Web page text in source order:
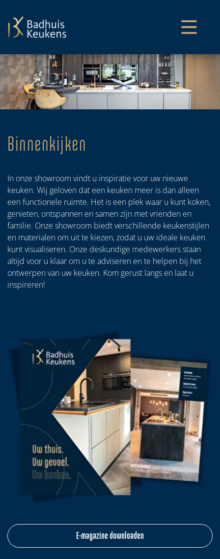
Binnenkijken
In onze showroom vindt u inspiratie voor uw nieuwe
keuken. Wij geloven dat een keuken meer is dan alleen
een functionele ruimte. Het is een plek waar u kunt koken,
genieten, ontspannen en samen zijn met vrienden en
familie. Onze showroom biedt verschillende keukenstijlen
en materialen om uit te kiezen, zodat u uw ideale keuken
kunt visualiseren. Onze deskundige medewerkers staan
altijd voor u klaar om u te adviseren en te helpen bij het
ontwerpen van uw keuken. Kom gerust langs en laat u
inspireren!
E-magazine downloaden